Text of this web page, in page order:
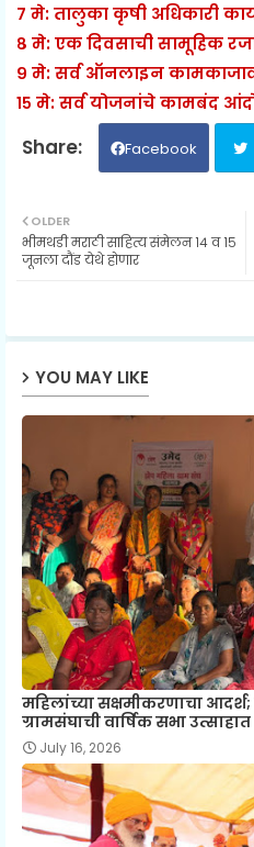
७ मे: तालुका कृषी अधिकारी
८ मे: एक दिवसाची सामूहिक
९ मे: सर्व ऑनलाइन
१५ मे: सर्व योजनांचे कामबंद
Facebook
ter
OLDER
भीमथडी मराठी साहित्य संमेलन १४ व १५
जूनला दौंड येथे होणार
YOU MAY LIKE
महिलांच्या सक्षमीकरणाचा
ग्रामसंघाची वार्षिक सभा उत्साहात
July 16, 2026